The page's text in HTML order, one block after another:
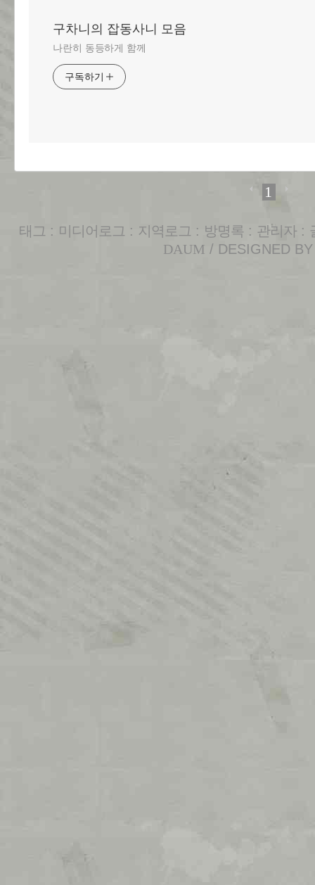
구차니의 잡동사니 모음
나란히 동등하게 함께
구독하기
1
태그 : 미디어로그 : 지역로그 : 방명록 : 관리자 :
DAUM / DESIGNED